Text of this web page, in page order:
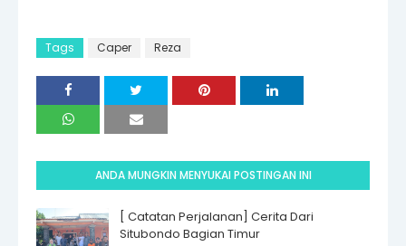
Tags Caper Reza
ANDA MUNGKIN MENYUKAI POSTINGAN INI
[ Catatan Perjalanan] Cerita Dari
Situbondo Bagian Timur